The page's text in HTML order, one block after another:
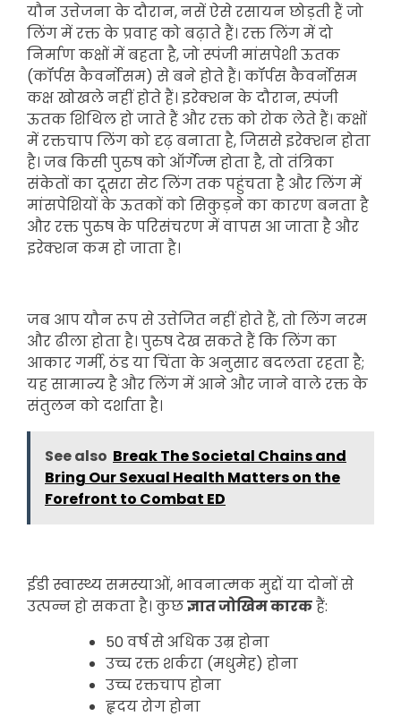
यौन उत्तेजना के दौरान, नसें ऐसे रसायन छोड़ती हैं जो
लिंग में रक्त के प्रवाह को बढ़ाते हैं। रक्त लिंग में दो
निर्माण कक्षों में बहता है, जो स्पंजी मांसपेशी ऊतक
(कॉर्पस कैवर्नोसम) से बने होते हैं। कॉर्पस कैवर्नोसम
कक्ष खोखले नहीं होते हैं। इरेक्शन के दौरान, स्पंजी
ऊतक शिथिल हो जाते हैं और रक्त को रोक लेते हैं। कक्षों
में रक्तचाप लिंग को दृढ़ बनाता है, जिससे इरेक्शन होता
है। जब किसी पुरुष को ऑर्गेज्म होता है, तो तंत्रिका
संकेतों का दूसरा सेट लिंग तक पहुंचता है और लिंग में
मांसपेशियों के ऊतकों को सिकुड़ने का कारण बनता है
और रक्त पुरुष के परिसंचरण में वापस आ जाता है और
इरेक्शन कम हो जाता है।
जब आप यौन रूप से उत्तेजित नहीं होते हैं, तो लिंग नरम
और ढीला होता है। पुरुष देख सकते हैं कि लिंग का
आकार गर्मी, ठंड या चिंता के अनुसार बदलता रहता है;
यह सामान्य है और लिंग में आने और जाने वाले रक्त के
संतुलन को दर्शाता है।
See also Break The Societal Chains and
Bring Our Sexual Health Matters on the
Forefront to Combat ED
ईडी स्वास्थ्य समस्याओं, भावनात्मक मुद्दों या दोनों से
उत्पन्न हो सकता है। कुछज्ञात जोखिम कारकहैं:
50 वर्ष से अधिक उम्र होना
उच्च रक्त शर्करा (मधुमेह) होना
उच्च रक्तचाप होना
हृदय रोग होना